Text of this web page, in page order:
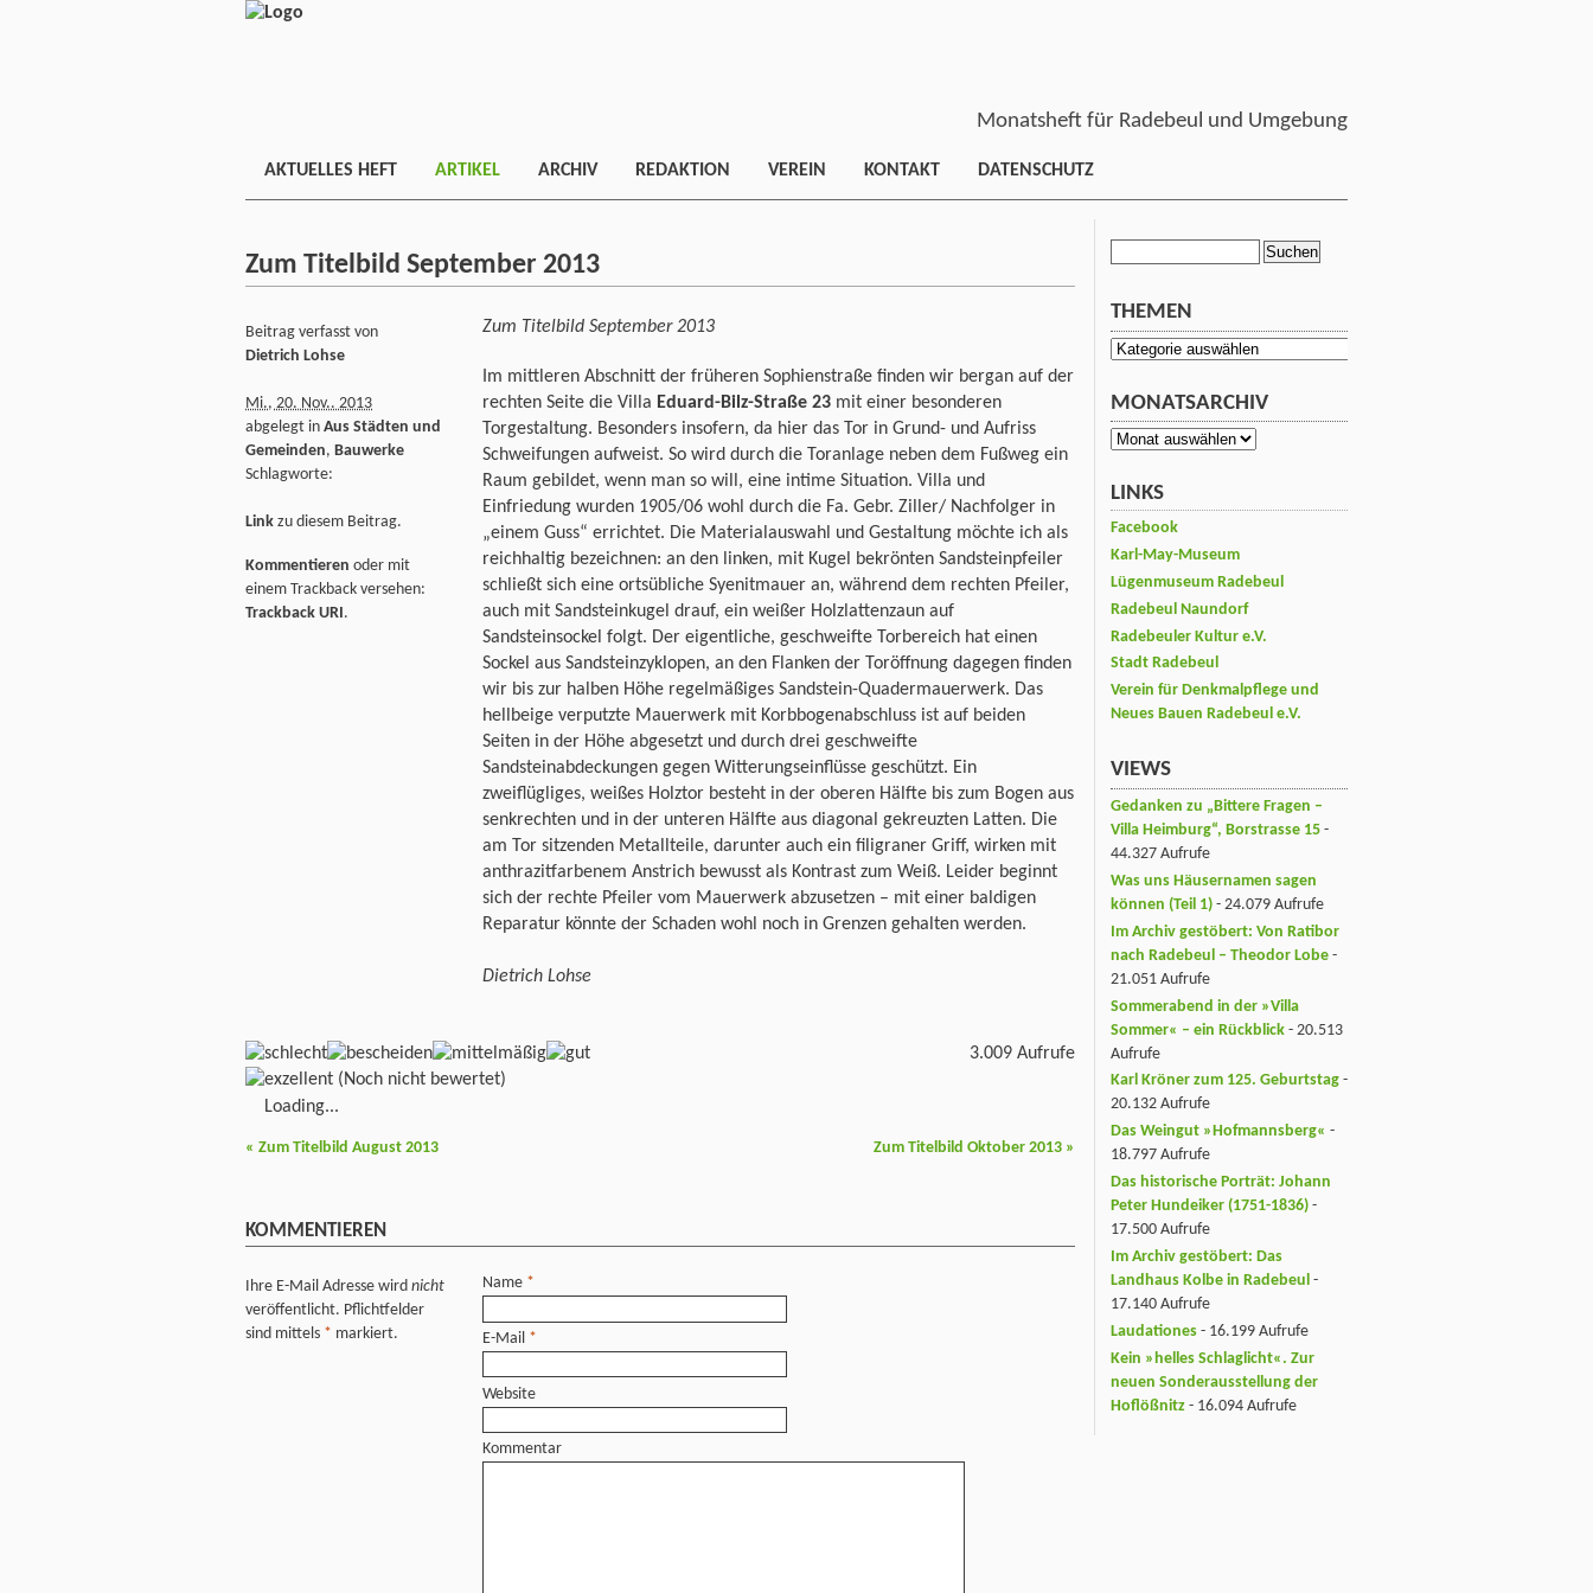
Monatsheft für Radebeul und Umgebung
AKTUELLES HEFT ARTIKEL ARCHIV REDAKTION VEREIN KONTAKT DATENSCHUTZ
Zum Titelbild September 2013
Zum Titelbild September 2013
Im mittleren Abschnitt der früheren Sophienstraße finden wir bergan auf der
rechten Seite die Villa Eduard-Bilz-Straße 23 mit einer besonderen
Torgestaltung. Besonders insofern, da hier das Tor in Grund- und Aufriss
Schweifungen aufweist. So wird durch die Toranlage neben dem Fußweg ein
Raum gebildet, wenn man so will, eine intime Situation. Villa und
Einfriedung wurden 1905/06 wohl durch die Fa. Gebr. Ziller/ Nachfolger in
„einem Guss“ errichtet. Die Materialauswahl und Gestaltung möchte ich als
reichhaltig bezeichnen: an den linken, mit Kugel bekrönten Sandsteinpfeiler
schließt sich eine ortsübliche Syenitmauer an, während dem rechten Pfeiler,
auch mit Sandsteinkugel drauf, ein weißer Holzlattenzaun auf
Sandsteinsockel folgt. Der eigentliche, geschweifte Torbereich hat einen
Sockel aus Sandsteinzyklopen, an den Flanken der Toröffnung dagegen finden
wir bis zur halben Höhe regelmäßiges Sandstein-Quadermauerwerk. Das
hellbeige verputzte Mauerwerk mit Korbbogenabschluss ist auf beiden
Seiten in der Höhe abgesetzt und durch drei geschweifte
Sandsteinabdeckungen gegen Witterungseinflüsse geschützt. Ein
zweiflügliges, weißes Holztor besteht in der oberen Hälfte bis zum Bogen aus
senkrechten und in der unteren Hälfte aus diagonal gekreuzten Latten. Die
am Tor sitzenden Metallteile, darunter auch ein filigraner Griff, wirken mit
anthrazitfarbenem Anstrich bewusst als Kontrast zum Weiß. Leider beginnt
sich der rechte Pfeiler vom Mauerwerk abzusetzen – mit einer baldigen
Reparatur könnte der Schaden wohl noch in Grenzen gehalten werden.
Dietrich Lohse
Beitrag verfasst von
Dietrich Lohse
Mi., 20. Nov.. 2013
abgelegt in Aus Städten und
Gemeinden, Bauwerke
Schlagworte:
Link zu diesem Beitrag.
Kommentieren oder mit
einem Trackback versehen:
Trackback URI.
(Noch nicht bewertet)
Loading...
3.009 Aufrufe
« Zum Titelbild August 2013 Zum Titelbild Oktober 2013 »
KOMMENTIEREN
Ihre E-Mail Adresse wird nicht
veröffentlicht. Pflichtfelder
sind mittels * markiert.
Name *
E-Mail *
Website
Kommentar
THEMEN
Themen
MONATSARCHIV
Monatsarchiv
LINKS
Facebook
Karl-May-Museum
Lügenmuseum Radebeul
Radebeul Naundorf
Radebeuler Kultur e.V.
Stadt Radebeul
Verein für Denkmalpflege und
Neues Bauen Radebeul e.V.
VIEWS
Gedanken zu „Bittere Fragen –
Villa Heimburg“, Borstrasse 15 -
44.327 Aufrufe
Was uns Häusernamen sagen
können (Teil 1) - 24.079 Aufrufe
Im Archiv gestöbert: Von Ratibor
nach Radebeul – Theodor Lobe -
21.051 Aufrufe
Sommerabend in der »Villa
Sommer« – ein Rückblick - 20.513
Aufrufe
Karl Kröner zum 125. Geburtstag -
20.132 Aufrufe
Das Weingut »Hofmannsberg« -
18.797 Aufrufe
Das historische Porträt: Johann
Peter Hundeiker (1751-1836) -
17.500 Aufrufe
Im Archiv gestöbert: Das
Landhaus Kolbe in Radebeul -
17.140 Aufrufe
Laudationes - 16.199 Aufrufe
Kein »helles Schlaglicht«. Zur
neuen Sonderausstellung der
Hoflößnitz - 16.094 Aufrufe